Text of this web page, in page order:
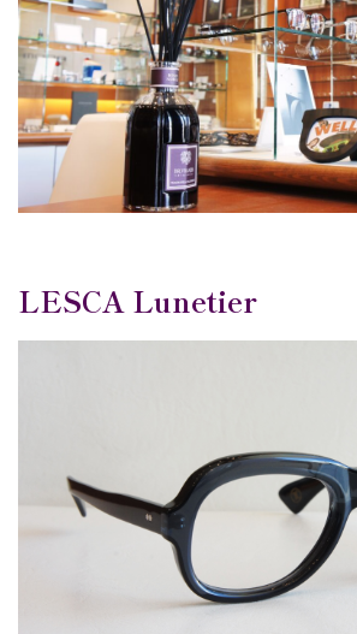
LESCA Lunetier